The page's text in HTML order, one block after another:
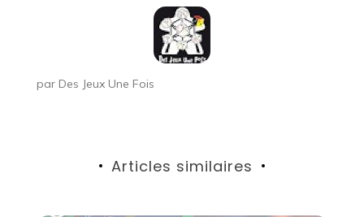
par Des Jeux Une Fois
Articles similaires